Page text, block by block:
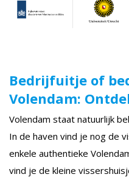
Bedrijfuitje of
Volendam:
Volendam staat natuurlijk
In de haven vind je nog de
enkele authentieke
vind je de kleine